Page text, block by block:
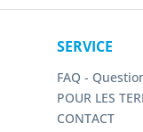
SERVICE
FAQ -
POUR LES
CONTACT